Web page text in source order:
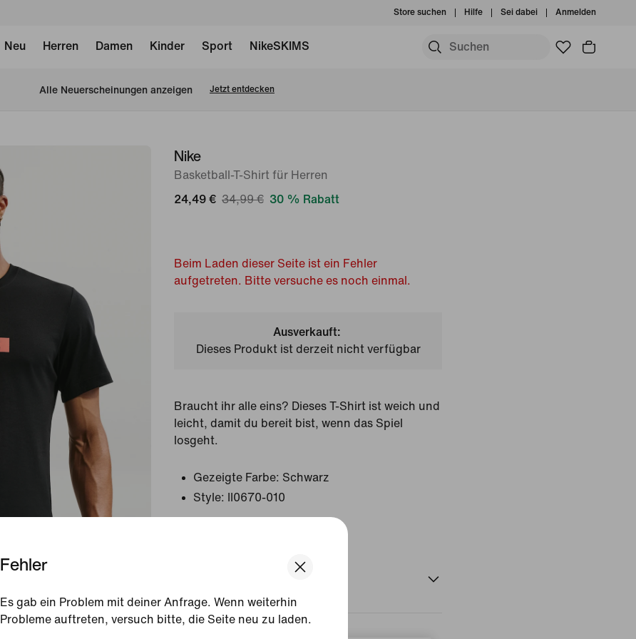
Fehler
Es gab ein Problem mit deiner Anfrage. Wenn weiterhin
Probleme auftreten, versuch bitte, die Seite neu zu laden.
Store suchen Hilfe Sei dabei Anmelden
Neu Herren Damen Kinder Sport NikeSKIMS
Alle Neuerscheinungen anzeigen Jetzt entdecken
Bild 1Nike
Basketball-T-Shirt für Herren
24,49 € 34,99 € 30 % Rabatt
Beim Laden dieser Seite ist ein Fehler
aufgetreten. Bitte versuche es noch einmal.
Ausverkauft:
Dieses Produkt ist derzeit nicht verfügbar
Braucht ihr alle eins? Dieses T-Shirt ist weich und
leicht, damit du bereit bist, wenn das Spiel
losgeht.
Gezeigte Farbe: Schwarz
Style:
II0670-010